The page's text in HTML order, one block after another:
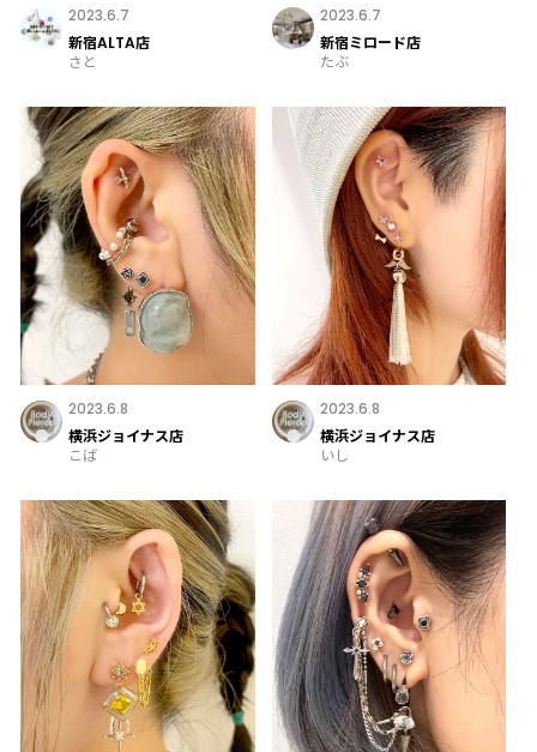
2023.6.7
新宿ALTA店
さと
2023.6.7
新宿ミロード店
たぶ
2023.6.8
横浜ジョイナス店
こば
2023.6.8
横浜ジョイナス店
いし